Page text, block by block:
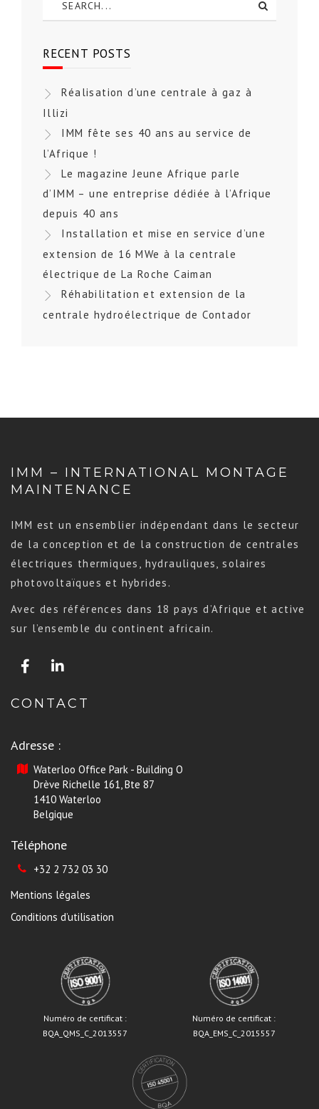
RECENT POSTS
Réalisation d’une centrale à gaz à
Illizi
IMM fête ses 40 ans au service de
l’Afrique !
Le magazine Jeune Afrique parle
d’IMM – une entreprise dédiée à l’Afrique
depuis 40 ans
Installation et mise en service d’une
extension de 16 MWe à la centrale
électrique de La Roche Caiman
Réhabilitation et extension de la
centrale hydroélectrique de Contador
IMM – INTERNATIONAL MONTAGE
MAINTENANCE
IMM est un ensemblier indépendant dans le secteur
de la conception et de la construction de centrales
électriques thermiques, hydrauliques, solaires
photovoltaïques et hybrides.
Avec des références dans 18 pays d’Afrique et active
sur l’ensemble du continent africain.
CONTACT
Adresse :
Waterloo Office Park - Building O
Drève Richelle 161, Bte 87
1410 Waterloo
Belgique
Téléphone
+32 2 732 03 30
Mentions légales
Conditions d’utilisation
Numéro de certificat :
BQA_QMS_C_2013557
Numéro de certificat :
BQA_EMS_C_2015557